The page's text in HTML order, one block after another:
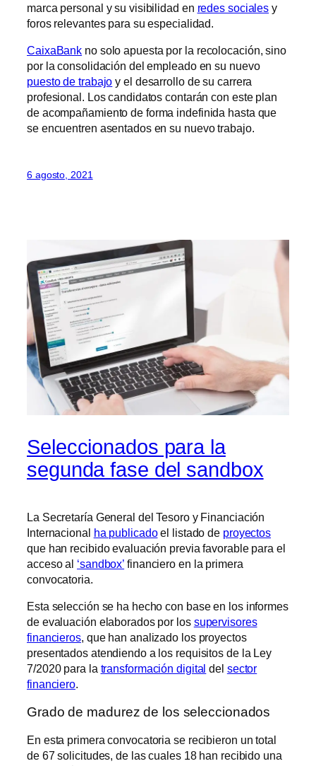
marca personal y su visibilidad en redes sociales y
foros relevantes para su especialidad.
CaixaBank no solo apuesta por la recolocación, sino
por la consolidación del empleado en su nuevo
puesto de trabajo y el desarrollo de su carrera
profesional. Los candidatos contarán con este plan
de acompañamiento de forma indefinida hasta que
se encuentren asentados en su nuevo trabajo.
6 agosto, 2021
Seleccionados para la
segunda fase del sandbox
La Secretaría General del Tesoro y Financiación
Internacional ha publicadoel listado de proyectos
que han recibido evaluación previa favorable para el
acceso al ‘sandbox’ financiero en la primera
convocatoria.
Esta selección se ha hecho con base en los informes
de evaluación elaborados por los supervisores
financieros, que han analizado los proyectos
presentados atendiendo a los requisitos de la Ley
7/2020 para la transformación digital del sector
financiero.
Grado de madurez de los seleccionados
En esta primera convocatoria se recibieron un total
de 67 solicitudes, de las cuales 18 han recibido una